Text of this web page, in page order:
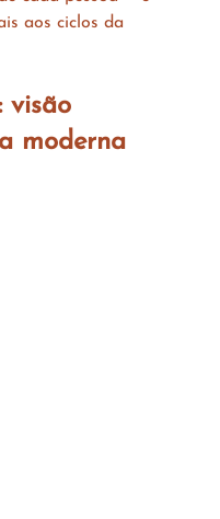
aos ciclos da
visão
moderna